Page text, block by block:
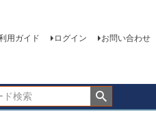
用ガイド ログイン お問い合わせ